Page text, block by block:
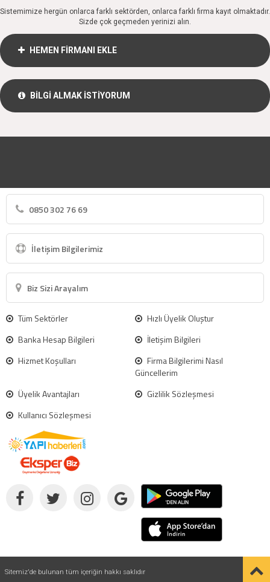
Sistemimize hergün onlarca farklı sektörden, onlarca farklı firma kayıt olmaktadır.
Sizde çok geçmeden yerinizi alın.
HEMEN FİRMANI EKLE
BİLGİ ALMAK İSTİYORUM
0850 302 76 69
İletişim Bilgilerimiz
Biz Sizi Arayalım
Tüm Sektörler
Hızlı Üyelik Oluştur
Banka Hesap Bilgileri
İletişim Bilgileri
Hizmet Koşulları
Firma Bilgilerimi Nasıl
Güncellerim
Üyelik Avantajları
Gizlilik Sözleşmesi
Kullanıcı Sözleşmesi
Sitemiz'de bulunan tüm içeriğin hakkı saklıdır